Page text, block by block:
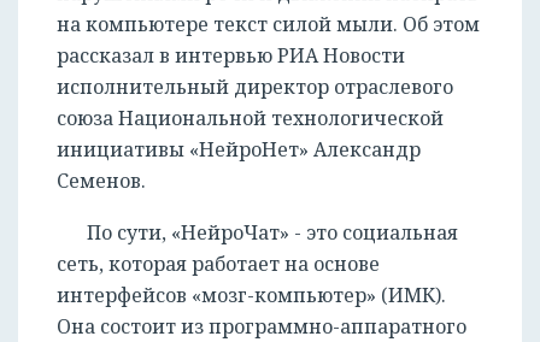
на компьютере текст силой мыли. Об этом
рассказал в интервью РИА Новости
исполнительный директор отраслевого
союза Национальной технологической
инициативы «НейроНет» Александр
Семенов.
По сути, «НейроЧат» - это социальная
сеть, которая работает на основе
интерфейсов «мозг-компьютер» (ИМК).
Она состоит из программно-аппаратного